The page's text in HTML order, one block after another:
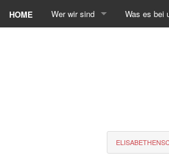
HOME Wer wir sind Was es bei